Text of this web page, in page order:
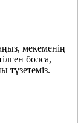
мекеменің
болса,
түзетеміз.